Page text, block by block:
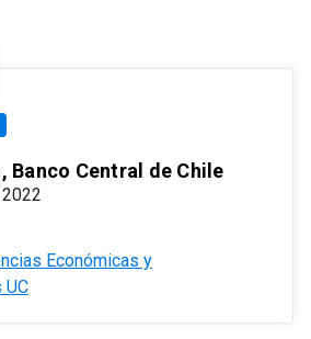
Banco Central de Chile
Económicas y
UC